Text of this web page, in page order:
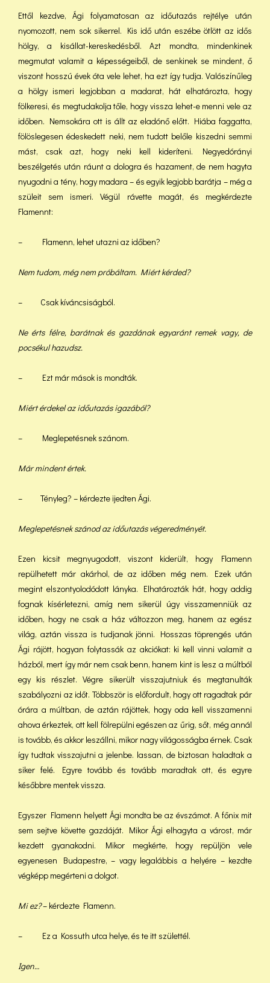
Ettől kezdve, Ági folyamatosan az időutazás rejtélye után
nyomozott, nem sok sikerrel. Kis idő után eszébe ötlött az idős
hölgy, a kisállat-kereskedésből. Azt mondta, mindenkinek
megmutat valamit a képességeiből, de senkinek se mindent, ő
viszont hosszú évek óta vele lehet, ha ezt így tudja. Valószínűleg
a hölgy ismeri legjobban a madarat, hát elhatározta, hogy
fölkeresi, és megtudakolja tőle, hogy vissza lehet-e menni vele az
időben. Nemsokára ott is állt az eladónő előtt. Hiába faggatta,
fölöslegesen édeskedett neki, nem tudott belőle kiszedni semmi
mást, csak azt, hogy neki kell kideríteni. Negyedórányi
beszélgetés után ráunt a dologra és hazament, de nem hagyta
nyugodni a tény, hogy madara – és egyik legjobb barátja – még a
szüleit sem ismeri. Végül rávette magát, és megkérdezte
Flamennt:
– Flamenn, lehet utazni az időben?
Nem tudom, még nem próbáltam. Miért kérded?
– Csak kíváncsiságból.
Ne érts félre, barátnak és gazdának egyaránt remek vagy, de
pocsékul hazudsz.
– Ezt már mások is mondták.
Miért érdekel az időutazás igazából?
– Meglepetésnek szánom.
Már mindent értek.
– Tényleg? – kérdezte ijedten Ági.
Meglepetésnek szánod az időutazás végeredményét.
Ezen kicsit megnyugodott, viszont kiderült, hogy Flamenn
repülhetett már akárhol, de az időben még nem. Ezek után
megint elszontyolodódott lányka. Elhatározták hát, hogy addig
fognak kísérletezni, amíg nem sikerül úgy visszamenniük az
időben, hogy ne csak a ház változzon meg, hanem az egész
világ, aztán vissza is tudjanak jönni. Hosszas töprengés után
Ági rájött, hogyan folytassák az akciókat: ki kell vinni valamit a
házból, mert így már nem csak benn, hanem kint is lesz a múltból
egy kis részlet. Végre sikerült visszajutniuk és megtanulták
szabályozni az időt. Többször is előfordult, hogy ott ragadtak pár
órára a múltban, de aztán rájöttek, hogy oda kell visszamenni
ahova érkeztek, ott kell fölrepülni egészen az űrig, sőt, még annál
is tovább, és akkor leszállni, mikor nagy világosságba érnek. Csak
így tudtak visszajutni a jelenbe. lassan, de biztosan haladtak a
siker felé. Egyre tovább és tovább maradtak ott, és egyre
későbbre mentek vissza.
Egyszer Flamenn helyett Ági mondta be az évszámot. A főnix mit
sem sejtve követte gazdáját. Mikor Ági elhagyta a várost, már
kezdett gyanakodni. Mikor megkérte, hogy repüljön vele
egyenesen Budapestre, – vagy legalábbis a helyére – kezdte
végképp megérteni a dolgot.
Mi ez?– kérdezte Flamenn.
– Ez a Kossuth utca helye, és te itt születtél.
Igen…